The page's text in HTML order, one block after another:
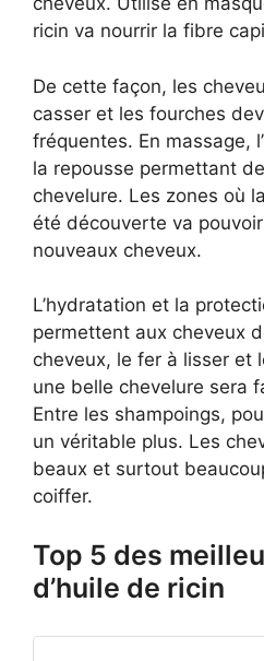
ricin va nourrir la fibre
De cette façon, les
casser et les fourches
fréquentes. En massage,
la repousse permettant
chevelure. Les zones où
été découverte va
nouveaux cheveux.
L’hydratation et la
permettent aux cheveux
cheveux, le fer à lisser et
une belle chevelure sera
Entre les shampoings,
un véritable plus. Les
beaux et surtout
coiffer.
Top 5 des
d’huile de ricin